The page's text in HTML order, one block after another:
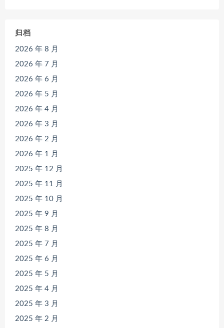
归档
2026 年 8 月
2026 年 7 月
2026 年 6 月
2026 年 5 月
2026 年 4 月
2026 年 3 月
2026 年 2 月
2026 年 1 月
2025 年 12 月
2025 年 11 月
2025 年 10 月
2025 年 9 月
2025 年 8 月
2025 年 7 月
2025 年 6 月
2025 年 5 月
2025 年 4 月
2025 年 3 月
2025 年 2 月